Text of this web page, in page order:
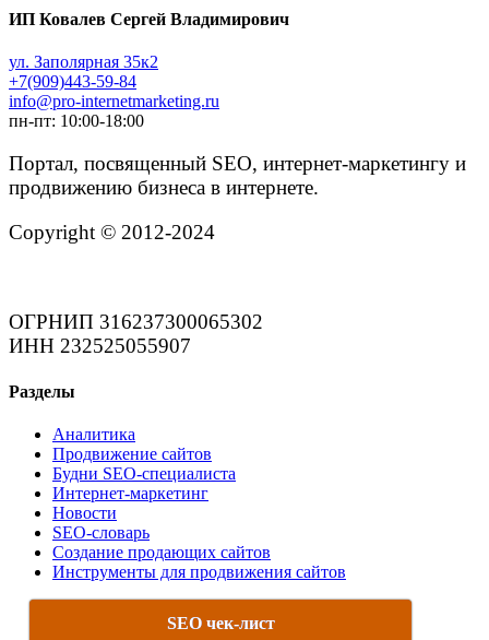
ИП Ковалев Сергей Владимирович
ул. Заполярная 35к2
+7(909)443-59-84
info@pro-internetmarketing.ru
пн-пт: 10:00-18:00
Портал, посвященный SEO, интернет-маркетингу и
продвижению бизнеса в интернете.
Copyright © 2012-2024
ОГРНИП 316237300065302
ИНН 232525055907
Разделы
Аналитика
Продвижение сайтов
Будни SEO-специалиста
Интернет-маркетинг
Новости
SEO-словарь
Создание продающих сайтов
Инструменты для продвижения сайтов
SEO чек-лист